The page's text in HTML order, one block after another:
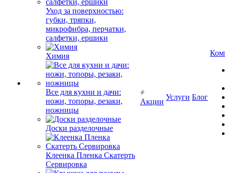
Уход за поверхностью:
губки, тряпки,
микрофибра, перчатки,
салфетки, ершики
Химия
Все для кухни и дачи:
ножи, топоры, резаки,
ножницы
Доски разделочные
Клеенка Пленка Скатерть
Сервировка
Акции
Услуги Блог